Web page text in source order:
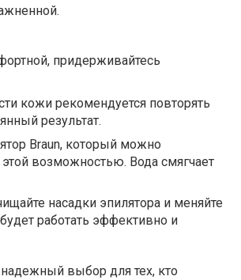
придерживайтесь
кожи рекомендуется повторять
результат.
Braun, который можно
возможностью. Вода смягчает
насадки эпилятора и меняйте
работать эффективно и
выбор для тех, кто